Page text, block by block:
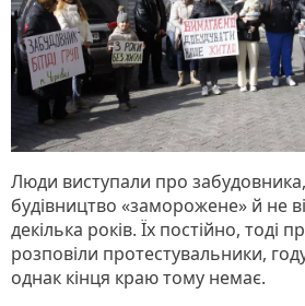
Люди виступали про
будівництво «заморожене» й не
декілька років. Їх постійно, тоді
розповіли протестувальники,
однак кінця краю тому немає.